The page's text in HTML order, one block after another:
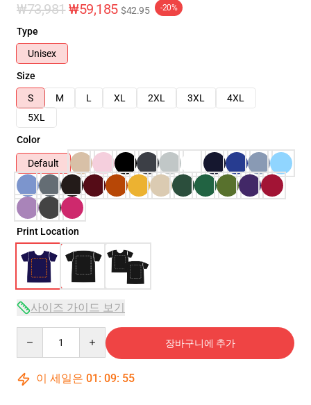
₩73,981 ₩59,185 $42.95 -20%
Type
Unisex
Size
S
M L XL 2XL 3XL
4XL
5XL
Color
Default
Print Location
사이즈 가이드 보기
장바구니에 추가
이 세일은 01 : 09: 54